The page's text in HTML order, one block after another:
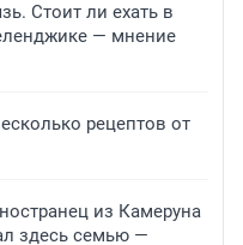
Стоит ли ехать в
— мнение
рецептов от
из Камеруна
здесь семью —